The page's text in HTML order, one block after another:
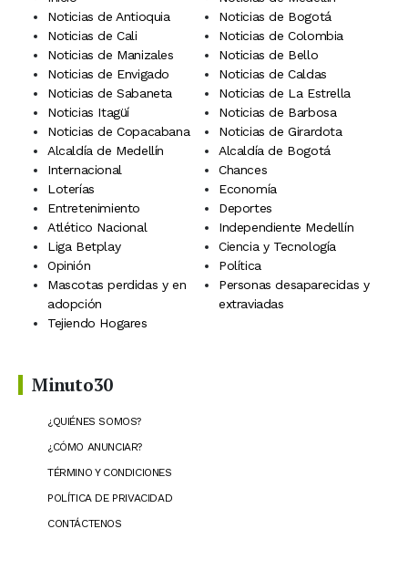
Noticias de Antioquia
Noticias de Bogotá
Noticias de Cali
Noticias de Colombia
Noticias de Manizales
Noticias de Bello
Noticias de Envigado
Noticias de Caldas
Noticias de Sabaneta
Noticias de La Estrella
Noticias Itagüí
Noticias de Barbosa
Noticias de Copacabana
Noticias de Girardota
Alcaldía de Medellín
Alcaldía de Bogotá
Internacional
Chances
Loterías
Economía
Entretenimiento
Deportes
Atlético Nacional
Independiente Medellín
Liga Betplay
Ciencia y Tecnología
Opinión
Política
Mascotas perdidas y en
adopción
Personas desaparecidas y
extraviadas
Tejiendo Hogares
Minuto30
¿QUIÉNES SOMOS?
¿CÓMO ANUNCIAR?
TÉRMINO Y CONDICIONES
POLÍTICA DE PRIVACIDAD
CONTÁCTENOS